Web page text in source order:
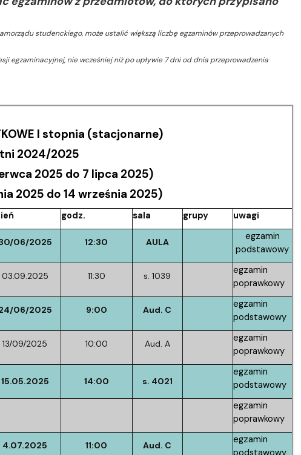
studenckiego, może ustalić większą liczbę egzaminów przeprowadzanych
egzaminacyjnej, nie wcześniej niż po upływie 7 dni od dnia przeprowadzenia
I stopnia (stacjonarne)
2024/2025
2025 do 7 lipca 2025)
2025 do 14 września 2025)
godz. sala grupy uwagi
06/2025 12:30 AULA
egzamin
podstawowy
03.09.2025 11:30 s. 1039
egzamin
poprawkowy
06/2025 9:00 Aud. C
egzamin
podstawowy
13/09/2025 10:00 Aud. A
egzamin
poprawkowy
15.05.2025 14:00 s. 4021
egzamin
podstawowy
egzamin
poprawkowy
4.07.2025 11:00 Aud. C
egzamin
podstawowy